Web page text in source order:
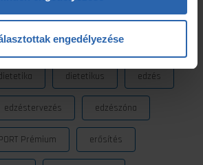
engedélyezése
dietetikus edzés
edzéstervezés edzészóna
Prémium erősítés